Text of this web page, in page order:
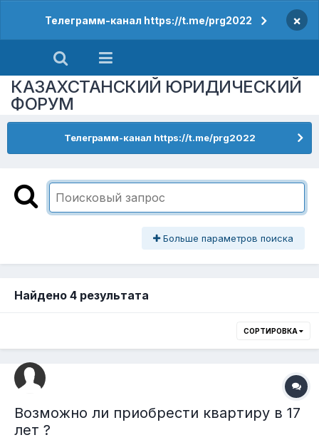
Телеграмм-канал https://t.me/prg2022 ×
КАЗАХСТАНСКИЙ ЮРИДИЧЕСКИЙ
ФОРУМ
Телеграмм-канал https://t.me/prg2022
Больше параметров поиска
Найдено 4 результата
СОРТИРОВКА
Возможно ли приобрести квартиру в 17
лет ?